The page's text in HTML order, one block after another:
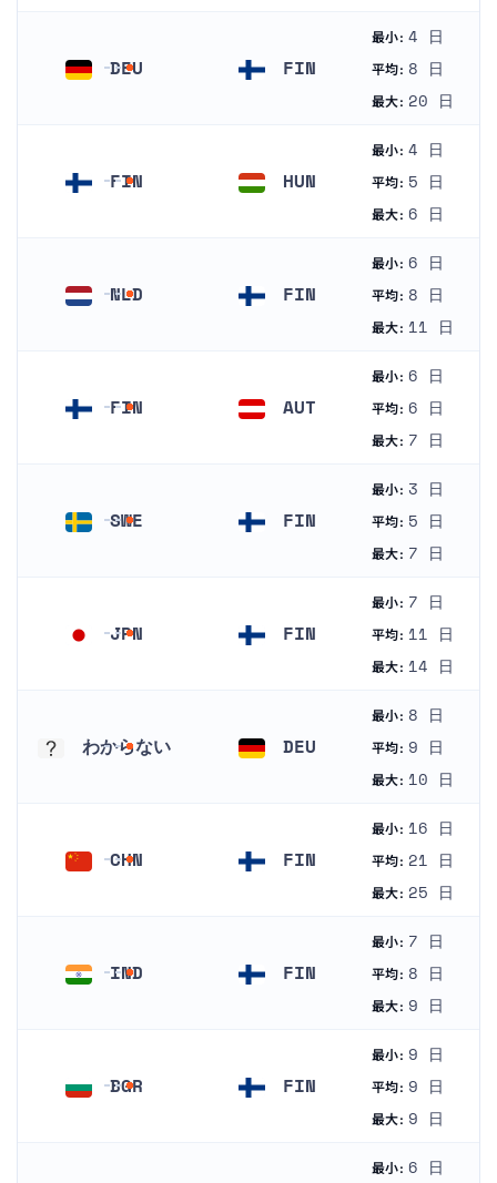
DEU FIN
最小: 4 日
平均: 8 日
最大: 20 日
FIN HUN
最小: 4 日
平均: 5 日
最大: 6 日
NLD FIN
最小: 6 日
平均: 8 日
最大: 11 日
FIN AUT
最小: 6 日
平均: 6 日
最大: 7 日
SWE FIN
最小: 3 日
平均: 5 日
最大: 7 日
JPN FIN
最小: 7 日
平均: 11 日
最大: 14 日
わからない DEU
最小: 8 日
平均: 9 日
最大: 10 日
CHN FIN
最小: 16 日
平均: 21 日
最大: 25 日
IND FIN
最小: 7 日
平均: 8 日
最大: 9 日
BGR FIN
最小: 9 日
平均: 9 日
最大: 9 日
最小: 6 日